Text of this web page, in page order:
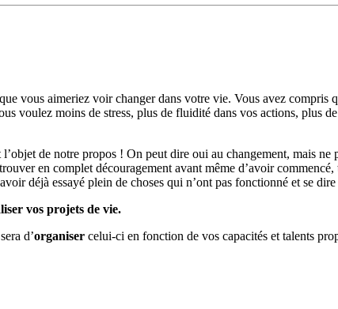
vous aimeriez voir changer dans votre vie. Vous avez
voulez moins de stress, plus de fluidité dans vos actions, plus
l’objet de notre propos ! On peut dire oui au changement, mais
en complet découragement avant même d’avoir
déjà essayé plein de choses qui n’ont pas fonctionné et se
vos projets de vie.
d’organiser celui-ci en fonction de vos capacités et talents